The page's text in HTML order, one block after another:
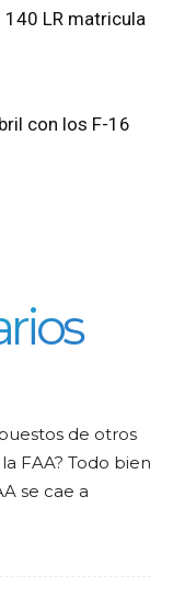
140 LR matricula
con los F-16
de otros
FAA? Todo bien
se cae a